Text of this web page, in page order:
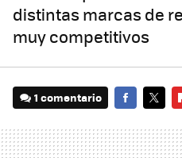
distintas marcas de
muy competitivos
1 comentario